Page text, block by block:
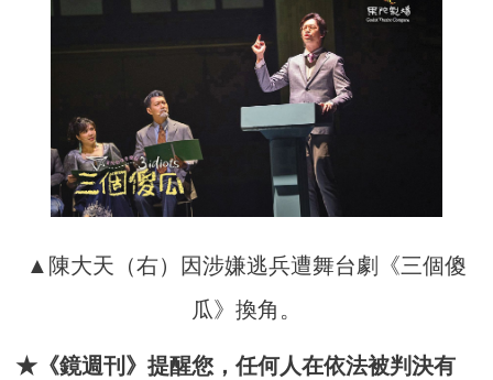
▲陳大天（右）因涉嫌逃兵遭舞台劇《三個傻
瓜》換角。
★《鏡週刊》提醒您，任何人在依法被判決有